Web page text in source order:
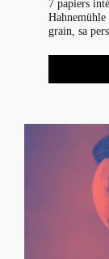
7 papiers
grain, sa